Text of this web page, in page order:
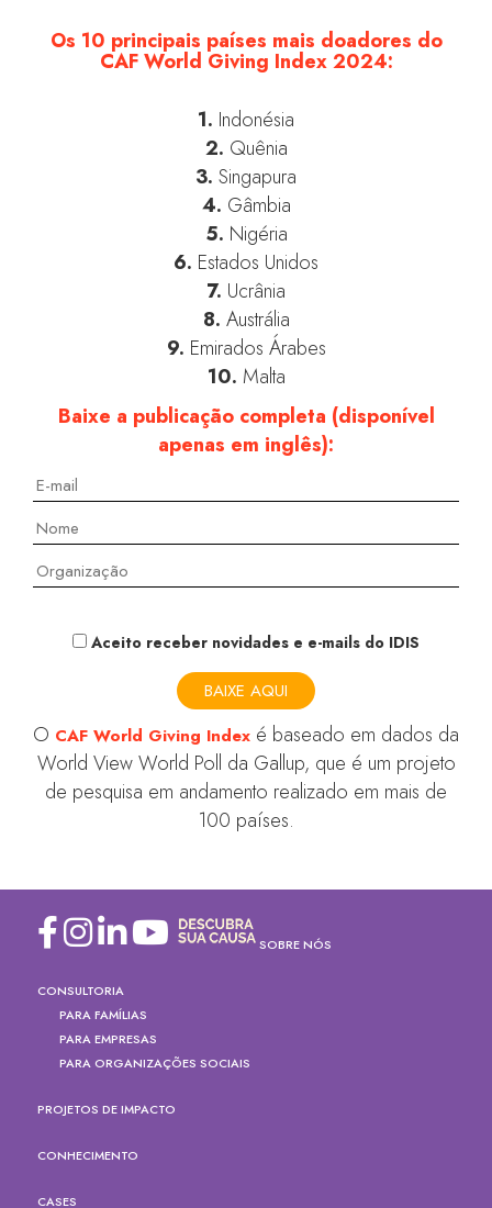
Os 10 principais países mais doadores do
CAF World Giving Index 2024:
1. Indonésia
2. Quênia
3. Singapura
4. Gâmbia
5. Nigéria
6. Estados Unidos
7. Ucrânia
8. Austrália
9. Emirados Árabes
10. Malta
Baixe a publicação completa (disponível
apenas em inglês):
Aceito receber novidades e e-mails do IDIS
O CAF World Giving Index é baseado em dados da
World View World Poll da Gallup, que é um projeto
de pesquisa em andamento realizado em mais de
100 países.
SOBRE NÓS
CONSULTORIA
PARA FAMÍLIAS
PARA EMPRESAS
PARA ORGANIZAÇÕES SOCIAIS
PROJETOS DE IMPACTO
CONHECIMENTO
CASES